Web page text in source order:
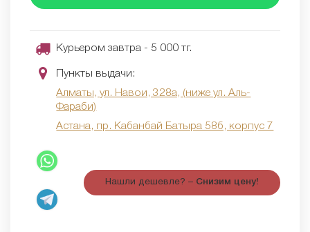
Курьером завтра - 5 000 тг.
Пункты выдачи:
Алматы, ул. Навои, 328а, (ниже ул. Аль-
Фараби)
Астана, пр. Кабанбай Батыра 58б, корпус 7
Нашли дешевле? – Снизим цену!